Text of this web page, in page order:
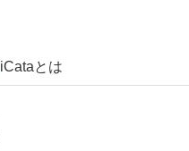
iCataとは